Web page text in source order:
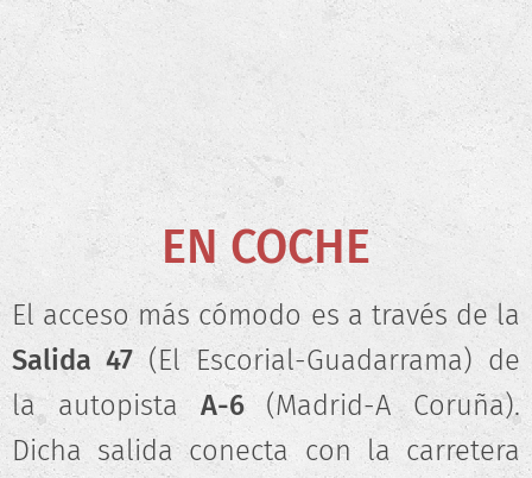
EN COCHE
El acceso más cómodo es a través de la
Salida 47 (El Escorial-Guadarrama) de
la autopista A-6(Madrid-A Coruña).
Dicha salida conecta con la carretera